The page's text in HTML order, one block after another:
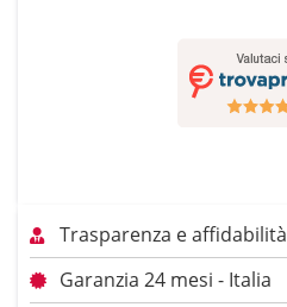
Trasparenza e affidabilità
Garanzia 24 mesi - Italia